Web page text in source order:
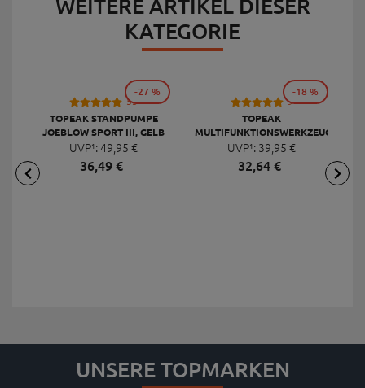
WEITERE ARTIKEL DIESER
KATEGORIE
53
TOPEAK STANDPUMPE
JOEBLOW SPORT III, GELB
UVP¹:49,95 €
36,49€
-27 %
9
TOPEAK
MULTIFUNKTIONSWERKZEUG
MINI 20 PRO
UVP¹: 39,95 €
32,64€
-18 %
UNSERE TOPMARKEN